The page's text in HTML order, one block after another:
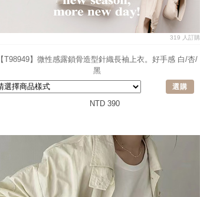
319 人訂購
【T98949】微性感露鎖骨造型針織長袖上衣。好手感 白/杏/
黑
選購
NTD 390